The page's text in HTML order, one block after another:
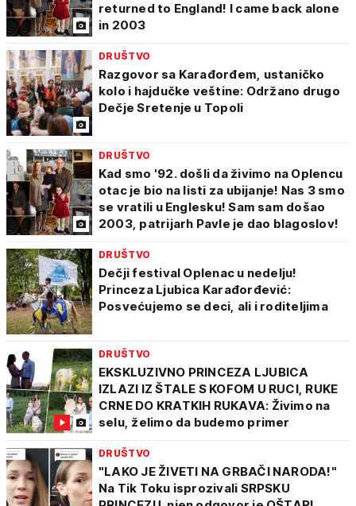
returned to England! I came back alone
in 2003
DRUŠTVO
Razgovor sa Karađorđem, ustaničko
kolo i hajdučke veštine: Održano drugo
Dečje Sretenje u Topoli
DRUŠTVO
Kad smo '92. došli da živimo na Oplencu
otac je bio na listi za ubijanje! Nas 3 smo
se vratili u Englesku! Sam sam došao
2003, patrijarh Pavle je dao blagoslov!
DRUŠTVO
Dečji festival Oplenac u nedelju!
Princeza Ljubica Karađorđević:
Posvećujemo se deci, ali i roditeljima
DRUŠTVO
EKSKLUZIVNO PRINCEZA LJUBICA
IZLAZI IZ ŠTALE S KOFOM U RUCI, RUKE
CRNE DO KRATKIH RUKAVA: Živimo na
selu, želimo da budemo primer
DRUŠTVO
"LAKO JE ŽIVETI NA GRBAČI NARODA!"
Na Tik Toku isprozivali SRPSKU